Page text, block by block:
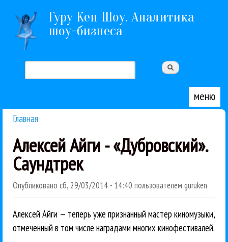
Перейти к основному содержанию
Гуру Кен Шоу. Аналитика
шоу-бизнеса
Форма поиска
меню
Главная
Алексей Айги - «Дубровский».
Саундтрек
Опубликовано сб, 29/03/2014 - 14:40 пользователем guruken
Алексей Айги — теперь уже признанный мастер киномузыки,
отмеченный в том числе наградами многих кинофестивалей.